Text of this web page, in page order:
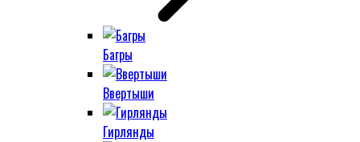
Багры
Ввертыши
Гирлянды